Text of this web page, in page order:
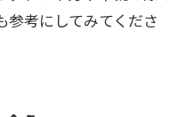
参考にしてみてくださ